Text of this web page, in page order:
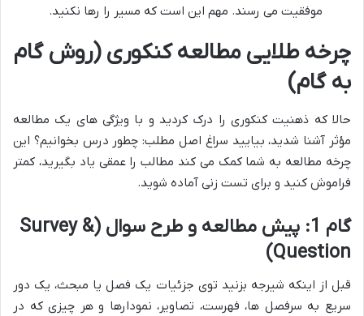
موفقیت می رسند. مهم این است که مسیر را رها نکنید.
چرخه طلایی مطالعه کنکوری (روش گام
به گام)
حالا که ذهنیت کنکوری را درک کردید و با ویژگی های یک مطالعه
مؤثر آشنا شدید، بیایید سراغ اصل مطلب: چطور درس بخوانیم؟ این
چرخه مطالعه به شما کمک می کند مطالب را عمقی یاد بگیرید، کمتر
فراموش کنید و برای تست زنی آماده شوید.
گام 1: پیش مطالعه و طرح سوال (Survey &
Question)
قبل از اینکه شیرجه بزنید توی جزئیات یک فصل یا مبحث، یک دور
سریع به سرفصل ها، فهرست، تصاویر، نمودارها و هر چیزی که در